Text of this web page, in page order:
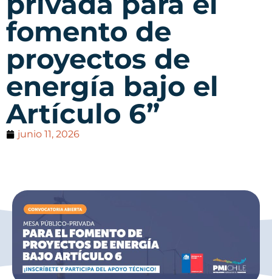
fomento de
proyectos de
energía bajo el
Artículo 6”
junio 11, 2026